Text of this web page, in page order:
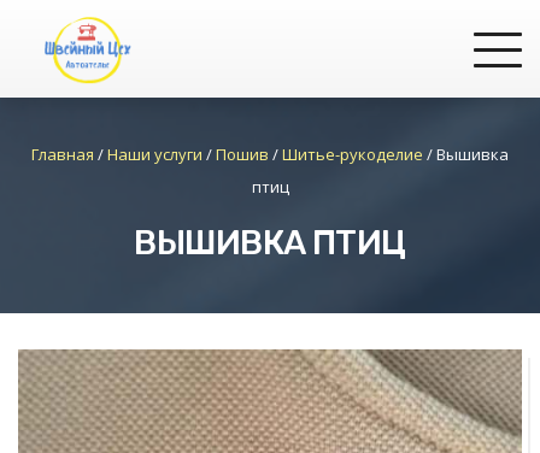
Главная /Наши услуги /Пошив /Шитье-рукоделие /Вышивка
птиц
ВЫШИВКА ПТИЦ